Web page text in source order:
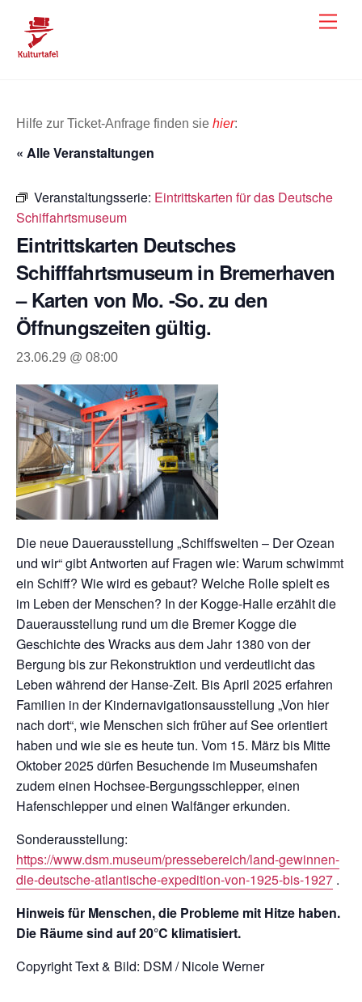
content
Hilfe zur Ticket-Anfrage finden sie hier:
« Alle Veranstaltungen
Veranstaltungsserie: Eintrittskarten für das Deutsche
Schiffahrtsmuseum
Eintrittskarten Deutsches
Schifffahrtsmuseum in Bremerhaven
– Karten von Mo. -So. zu den
Öffnungszeiten gültig.
23.06.29 @ 08:00
Die neue Dauerausstellung „Schiffswelten – Der Ozean
und wir“ gibt Antworten auf Fragen wie: Warum schwimmt
ein Schiff? Wie wird es gebaut? Welche Rolle spielt es
im Leben der Menschen? In der Kogge-Halle erzählt die
Dauerausstellung rund um die Bremer Kogge die
Geschichte des Wracks aus dem Jahr 1380 von der
Bergung bis zur Rekonstruktion und verdeutlicht das
Leben während der Hanse-Zeit. Bis April 2025 erfahren
Familien in der Kindernavigationsausstellung „Von hier
nach dort“, wie Menschen sich früher auf See orientiert
haben und wie sie es heute tun. Vom 15. März bis Mitte
Oktober 2025 dürfen Besuchende im Museumshafen
zudem einen Hochsee-Bergungsschlepper, einen
Hafenschlepper und einen Walfänger erkunden.
Sonderausstellung:
https://www.dsm.museum/pressebereich/land-gewinnen-
die-deutsche-atlantische-expedition-von-1925-bis-1927 .
Hinweis für Menschen, die Probleme mit Hitze haben.
Die Räume sind auf 20°C klimatisiert.
Copyright Text & Bild: DSM / Nicole Werner